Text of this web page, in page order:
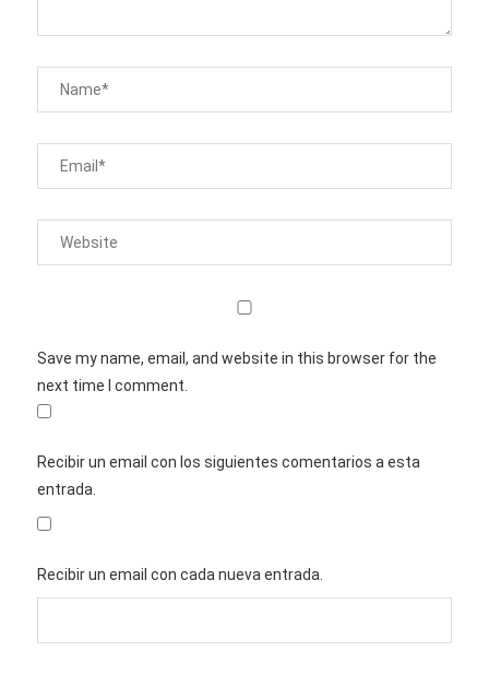
Save my name, email, and website in this browser for the
next time I comment.
Recibir un email con los siguientes comentarios a esta
entrada.
Recibir un email con cada nueva entrada.